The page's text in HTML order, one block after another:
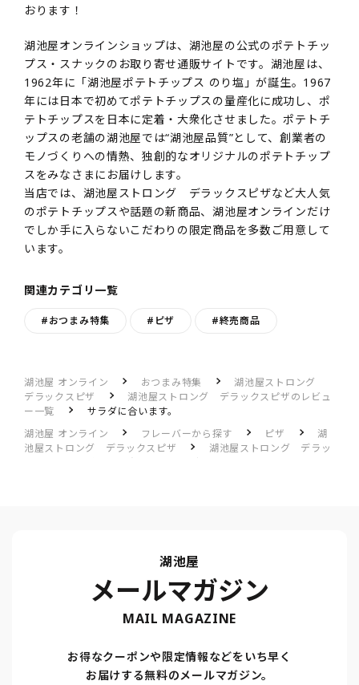
おります！
湖池屋オンラインショップは、湖池屋の公式のポテトチッ
プス・スナックのお取り寄せ通販サイトです。湖池屋は、
1962年に「湖池屋ポテトチップス のり塩」が誕生。1967
年には日本で初めてポテトチップスの量産化に成功し、ポ
テトチップスを日本に定着・大衆化させました。ポテトチ
ップスの老舗の湖池屋では“湖池屋品質”として、創業者の
モノづくりへの情熱、独創的なオリジナルのポテトチップ
スをみなさまにお届けします。
当店では、湖池屋ストロング デラックスピザなど大人気
のポテトチップスや話題の新商品、湖池屋オンラインだけ
でしか手に入らないこだわりの限定商品を多数ご用意して
います。
関連カテゴリ一覧
#おつまみ特集 #ピザ #終売商品
湖池屋 オンライン おつまみ特集
湖池屋ストロング
デラックスピザ
湖池屋ストロング デラックスピザのレビュ
ー一覧
サラダに合います。
湖池屋 オンライン
フレーバーから探す ピザ
湖
池屋ストロング デラックスピザ
湖池屋ストロング デラッ
湖池屋
メールマガジン
MAIL MAGAZINE
お得なクーポンや限定情報などをいち早く
お届けする無料のメールマガジン。